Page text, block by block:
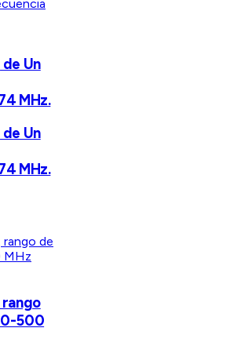
Un
MHz.
Un
MHz.
rango
500